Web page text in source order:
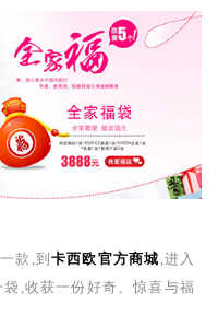
款,到卡西欧官方商城 ,进入
,收获一份好奇、惊喜与福